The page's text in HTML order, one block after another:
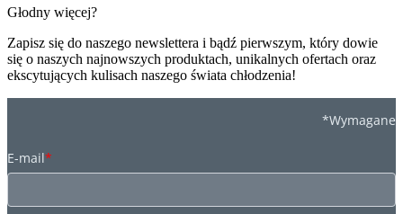
Głodny więcej?
Zapisz się do naszego newslettera i bądź pierwszym, który dowie
się o naszych najnowszych produktach, unikalnych ofertach oraz
ekscytujących kulisach naszego świata chłodzenia!
*Wymagane
E-mail*